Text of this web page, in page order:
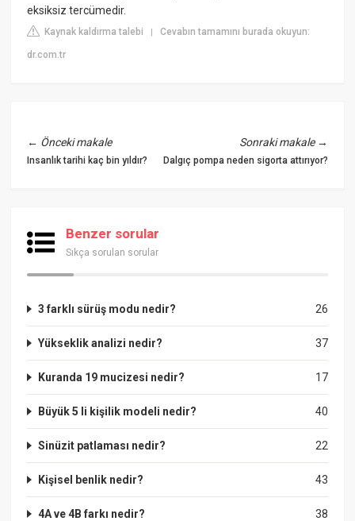
eksiksiz tercümedir.
Kaynak kaldırma talebi |Cevabın tamamını burada okuyun:
dr.com.tr
← Önceki makale
Insanlık tarihi kaç bin yıldır?
Sonraki makale→
Dalgıç pompa neden sigorta attırıyor?
Benzer sorular
Sıkça sorulan sorular
26
3 farklı sürüş modu nedir?
37
Yükseklik analizi nedir?
17
Kuranda 19 mucizesi nedir?
40
Büyük 5 li kişilik modeli nedir?
22
Sinüzit patlaması nedir?
43
Kişisel benlik nedir?
38
4A ve 4B farkı nedir?